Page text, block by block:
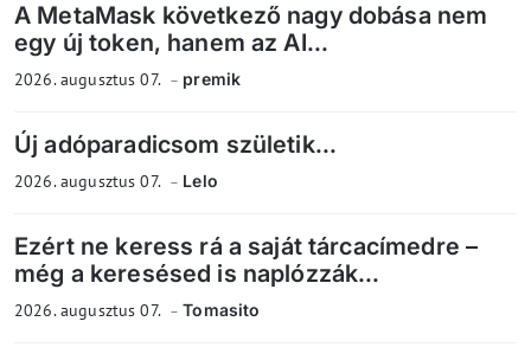
A MetaMask következő nagy dobása nem
egy új token, hanem az AI...
2026. augusztus 07. premik
Új adóparadicsom születik...
2026. augusztus 07. Lelo
Ezért ne keress rá a saját tárcacímedre –
még a keresésed is naplózzák...
2026. augusztus 07. Tomasito